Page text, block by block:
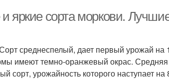
яркие сорта моркови.
среднеспелый, дает первый урожай
имеют темно-оранжевый окрас.
сорт, урожайность которого наступает